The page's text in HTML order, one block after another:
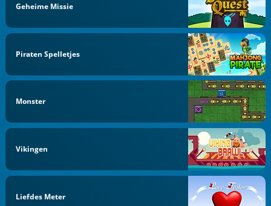
Geheime Missie
Piraten Spelletjes
Monster
Vikingen
Liefdes Meter